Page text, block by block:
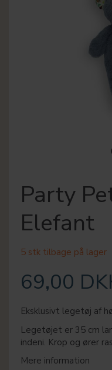
Party
Elefant
5 stk tilbage på lager
69,00
Eksklusivt legetøj af
Legetøjet er 35 cm
indeni. Krop og ører
Mere information